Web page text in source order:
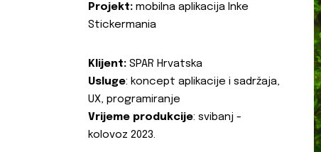
Projekt: mobilna aplikacija Inke
Stickermania
Klijent: SPAR Hrvatska
Usluge: koncept aplikacije i sadržaja,
UX, programiranje
Vrijeme produkcije: svibanj -
kolovoz 2023.